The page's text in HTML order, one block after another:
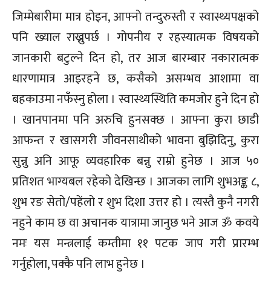
जिम्मेबारीमा मात्र होइन, आफ्नो तन्दुरुस्ती र स्वास्थ्यपक्षको
पनि ख्याल राख्नुपर्छ । गोपनीय र रहस्यात्मक विषयको
जानकारी बटुल्ने दिन हो, तर आज बारम्बार नकारात्मक
धारणामात्र आइरहने छ, कसैको असम्भव आशामा वा
बहकाउमा नफँस्नु होला । स्वास्थ्यस्थिति कमजोर हुने दिन हो
। खानपानमा पनि अरुचि हुनसक्छ । आफ्ना कुरा छाडी
आफन्त र खासगरी जीवनसाथीको भावना बुझिदिनु, कुरा
सुन्नु अनि आफू व्यवहारिक बन्नु राम्रो हुनेछ । आज ५०
प्रतिशत भाग्यबल रहेको देखिन्छ । आजका लागि शुभअङ्क ८,
शुभ रङ सेतो/पहेंलो र शुभ दिशा उत्तर हो । त्यस्तै कुनै नगरी
नहुने काम छ वा अचानक यात्रामा जानुछ भने आज ॐ कवये
नमः यस मन्त्रलाई कम्तीमा ११ पटक जाप गरी प्रारम्भ
गर्नुहोला, पक्कै पनि लाभ हुनेछ ।